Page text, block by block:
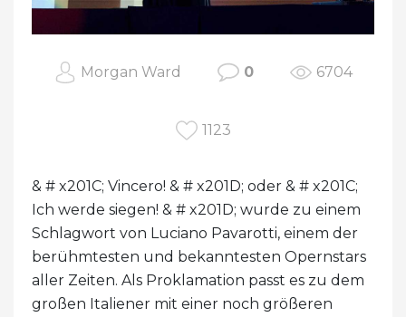
Morgan Ward 0 6704
1123
& # x201C; Vincero! & # x201D; oder & # x201C;
Ich werde siegen! & # x201D; wurde zu einem
Schlagwort von Luciano Pavarotti, einem der
berühmtesten und bekanntesten Opernstars
aller Zeiten. Als Proklamation passt es zu dem
großen Italiener mit einer noch größeren